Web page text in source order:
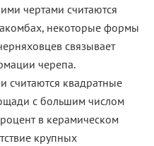
чертами считаются
некоторые формы
связывает
черепа.
считаются квадратные
с большим числом
в керамическом
крупных